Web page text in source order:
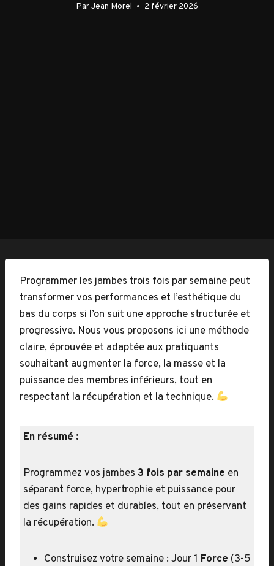
ParJean Morel 2 février 2026
Programmer les jambes trois fois par semaine peut
transformer vos performances et l’esthétique du
bas du corps si l’on suit une approche structurée et
progressive. Nous vous proposons ici une méthode
claire, éprouvée et adaptée aux pratiquants
souhaitant augmenter la force, la masse et la
puissance des membres inférieurs, tout en
respectant la récupération et la technique.
En résumé :
Programmez vos jambes 3 fois par semaine en
séparant force, hypertrophie et puissance pour
des gains rapides et durables, tout en préservant
la récupération.
Construisez votre semaine : Jour 1 Force (3-5